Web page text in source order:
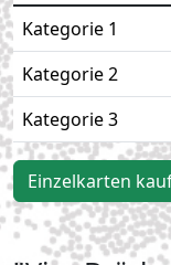
Kategorie 1
Kategorie 2
Kategorie 3
Einzelkarten